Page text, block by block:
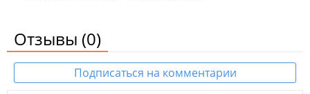
Отзывы (0)
Подписаться на комментарии